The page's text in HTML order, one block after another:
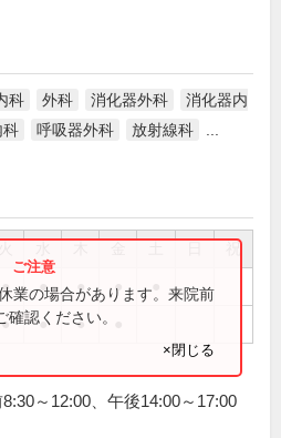
科 外科 消化器外科
消化器内
科 呼吸器外科 放射線科
祝
● ● ● ●
● ● ●
業の場合があります。来院前
認ください。
×閉じる
～12:00、午後14:00～17:00